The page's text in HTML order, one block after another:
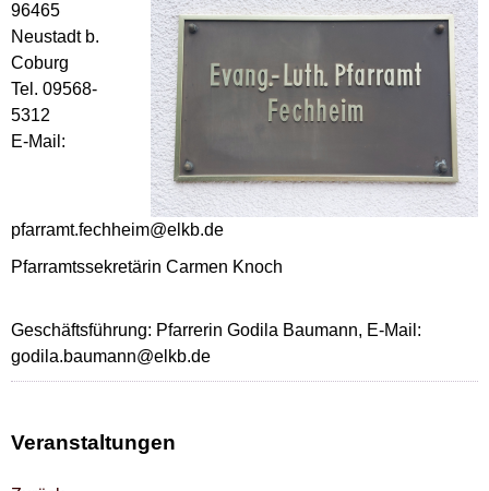
96465
Neustadt b.
Coburg
Tel. 09568-
5312
E-Mail:
pfarramt.fechheim@elkb.de
Pfarramtssekretärin Carmen Knoch
Geschäftsführung: Pfarrerin Godila Baumann, E-Mail:
godila.baumann@elkb.de
Veranstaltungen